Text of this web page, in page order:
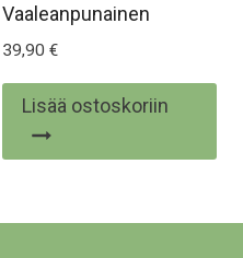
Vaaleanpunainen
39,90 €
Lisää ostoskoriin